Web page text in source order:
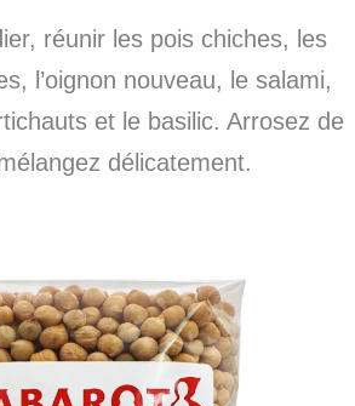
réunir les pois chiches, les
l’oignon nouveau, le salami,
et le basilic. Arrosez de
délicatement.